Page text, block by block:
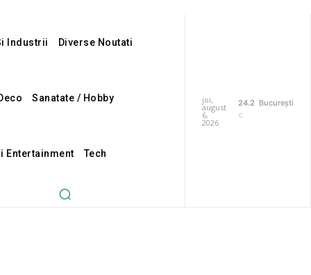
Industrii Diverse Noutati
Sanatate / Hobby
Entertainment Tech
joi,
august
6,
2026
24.2
C
București